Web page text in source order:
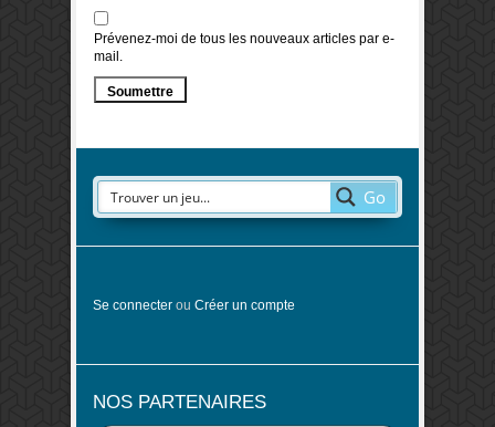
Prévenez-moi de tous les nouveaux articles par e-
mail.
Go
Se connecter ou Créer un compte
NOS PARTENAIRES